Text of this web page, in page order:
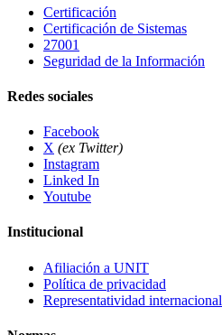
Certificación
Certificación de Sistemas
27001
Seguridad de la Información
Redes sociales
Facebook
X (ex Twitter)
Instagram
Linked In
Youtube
Institucional
Afiliación a UNIT
Política de privacidad
Representatividad internacional